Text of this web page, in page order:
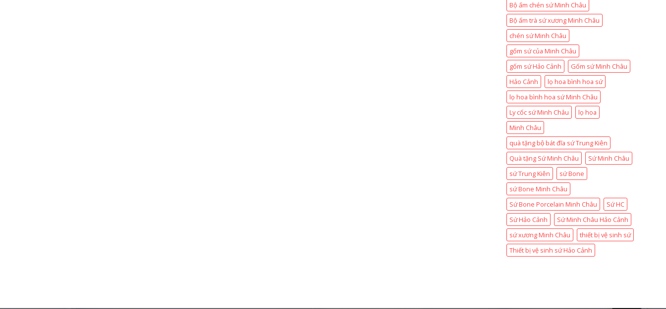
Bộ ấm chén sứ Minh Châu
Bộ ấm trà sứ xương Minh Châu
chén sứ Minh Châu
gốm sứ của Minh Châu
gốm sứ Hảo Cảnh
Gốm sứ Minh Châu
Hảo Cảnh
lọ hoa bình hoa sứ
lọ hoa bình hoa sứ Minh Châu
Ly cốc sứ Minh Châu
lọ hoa
Minh Châu
quà tặng bộ bát đĩa sứ Trung Kiên
Quà tặng Sứ Minh Châu
Sứ Minh Châu
sứ Trung Kiên
sứ Bone
sứ Bone Minh Châu
Sứ Bone Porcelain Minh Châu
Sứ HC
Sứ Hảo Cảnh
Sứ Minh Châu Hảo Cảnh
sứ xương Minh Châu
thiết bị vệ sinh sứ
Thiết bị vệ sinh sứ Hảo Cảnh